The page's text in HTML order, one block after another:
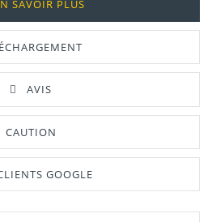
SAVOIR PLUS
AVIS
CAUTION
GOOGLE